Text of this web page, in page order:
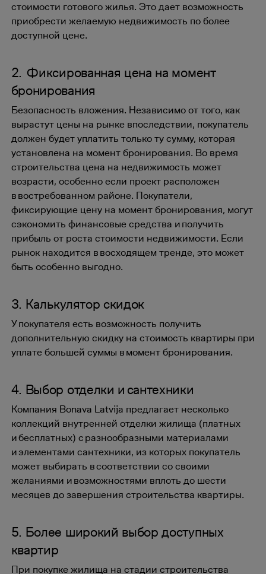
стоимости готового жилья. Это дает возможность
приобрести желаемую недвижимость по более
доступной цене.
2. Фиксированная цена на момент
бронирования
Безопасность вложения. Независимо от того, как
вырастут цены на рынке впоследствии, покупатель
должен будет уплатить только ту сумму, которая
установлена на момент бронирования. Во время
строительства цена на недвижимость может
возрасти, особенно если проект расположен
в востребованном районе. Покупатели,
фиксирующие цену на момент бронирования, могут
сэкономить финансовые средства и получить
прибыль от роста стоимости недвижимости. Если
рынок находится в восходящем тренде, это может
быть особенно выгодно.
3. Калькулятор скидок
У покупателя есть возможность получить
дополнительную скидку на стоимость квартиры при
уплате большей суммы в момент бронирования.
4. Выбор отделки и сантехники
Компания Bonava Latvija предлагает несколько
коллекций внутренней отделки жилища (платных
и бесплатных) с разнообразными материалами
и элементами сантехники, из которых покупатель
может выбирать в соответствии со своими
желаниями и возможностями вплоть до шести
месяцев до завершения строительства квартиры.
5. Более широкий выбор доступных
квартир
При покупке жилища на стадии строительства